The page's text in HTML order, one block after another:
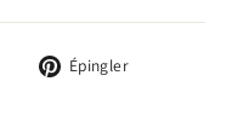
TweeterÉpingler